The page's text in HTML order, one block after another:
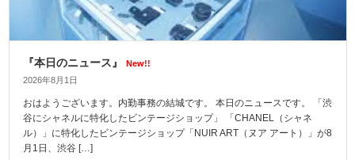
『本日のニュース』
New!!
2026年8月1日
おはようございます。内勤事務の結城です。 本日のニュースです。 「渋
谷にシャネルに特化したビンテージショップ」 「CHANEL（シャネ
ル）」に特化したビンテージショップ「NUIR ART（ヌア アート）」が8
月1日、渋谷 […]